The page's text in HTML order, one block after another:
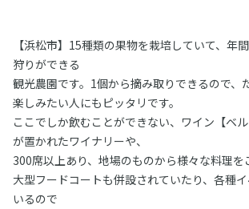
【浜松市】15種類の果物を栽培していて、年
狩りができる
観光農園です。1個から摘み取りできるので、
楽しみたい人にもピッタリです。
ここでしか飲むことができない、ワイン【ベ
が置かれたワイナリーや、
300席以上あり、地場のものから様々な料理を
大型フードコートも併設されていたり、各種
いるので